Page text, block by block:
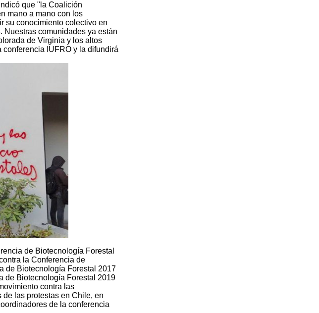
que "la Coalición
mano a mano con los
su conocimiento colectivo en
Nuestras comunidades ya están
de Virginia y los altos
IUFRO y la difundirá
de Biotecnología Forestal
la Conferencia de
de Biotecnología Forestal 2017
de Biotecnología Forestal 2019
contra las
las protestas en Chile, en
de la conferencia